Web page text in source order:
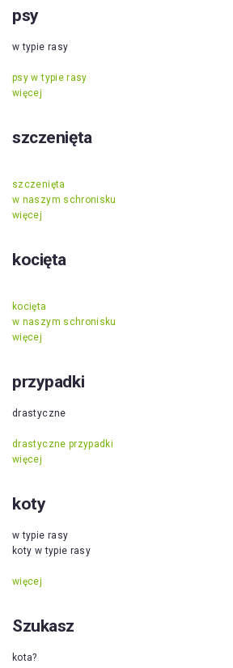
psy
w typie rasy
psy w typie rasy
więcej
szczenięta
szczenięta
w naszym schronisku
więcej
kocięta
kocięta
w naszym schronisku
więcej
przypadki
drastyczne
drastyczne przypadki
więcej
koty
w typie rasy
koty w typie rasy
więcej
Szukasz
kota?